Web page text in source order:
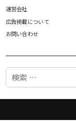
運営会社
広告掲載について
お問い合わせ
検